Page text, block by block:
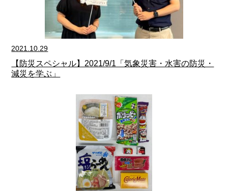
2021.10.29
【防災スペシャル】2021/9/1「気象災害・水害の防災・
減災を学ぶ」